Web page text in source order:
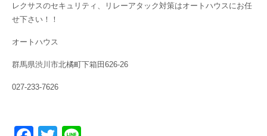
レクサスのセキュリティ、リレーアタック対策はオートハウスにお任
せ下さい！！
オートハウス
群馬県渋川市北橘町下箱田626-26
027-233-7626